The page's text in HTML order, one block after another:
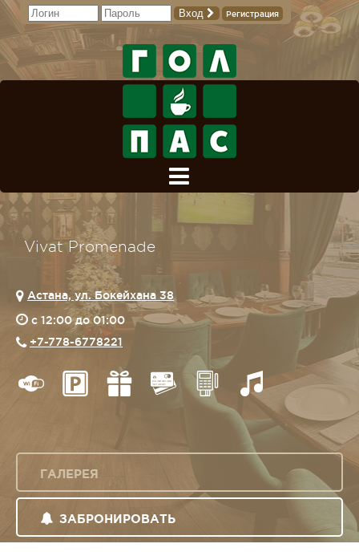
Вход Регистрация
Vivat Promenade
Астана, ул. Бокейхана 38
c 12:00 до 01:00
+7-778-6778221
ГАЛЕРЕЯ
ЗАБРОНИРОВАТЬ